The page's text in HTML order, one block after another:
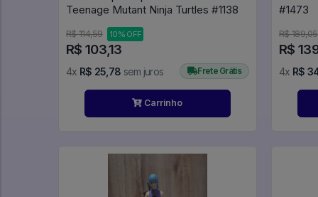
Teenage Mutant Ninja Turtles #1138
R$ 114,59 10% OFF
R$ 103,13
4x R$ 25,78 sem juros Frete Grátis
Carrinho
#1473
R$ 189,05
R$
4x R$